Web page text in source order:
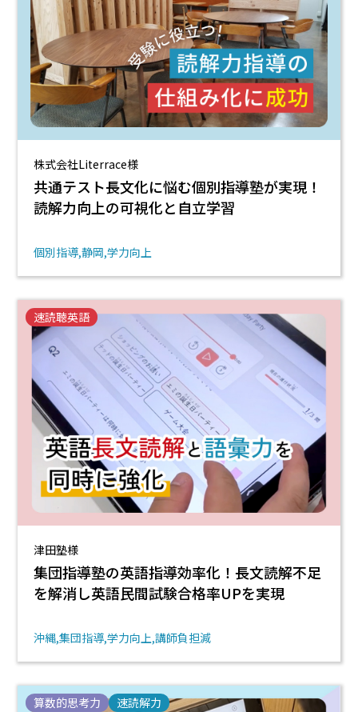
株式会社Literrace様
共通テスト長文化に悩む個別指導塾が実現！
読解力向上の可視化と自立学習
個別指導 静岡 学力向上
速読聴英語
津田塾様
集団指導塾の英語指導効率化！長文読解不足
を解消し英語民間試験合格率UPを実現
沖縄 集団指導 学力向上 講師負担減
算数的思考力 速読解力